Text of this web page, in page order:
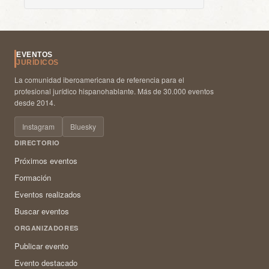
EVENTOS
JURÍDICOS
La comunidad iberoamericana de referencia para el
profesional jurídico hispanohablante. Más de 30.000 eventos
desde 2014.
Instagram Bluesky
DIRECTORIO
Próximos eventos
Formación
Eventos realizados
Buscar eventos
ORGANIZADORES
Publicar evento
Evento destacado